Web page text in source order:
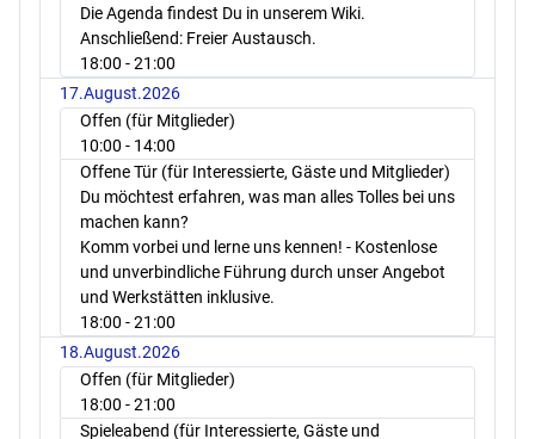
Die Agenda findest Du in unserem Wiki.
Anschließend: Freier Austausch.
18:00 - 21:00
17.August.2026
Offen (für Mitglieder)
10:00 - 14:00
Offene Tür (für Interessierte, Gäste und Mitglieder)
Du möchtest erfahren, was man alles Tolles bei uns
machen kann?
Komm vorbei und lerne uns kennen! - Kostenlose
und unverbindliche Führung durch unser Angebot
und Werkstätten inklusive.
18:00 - 21:00
18.August.2026
Offen (für Mitglieder)
18:00 - 21:00
Spieleabend (für Interessierte, Gäste und